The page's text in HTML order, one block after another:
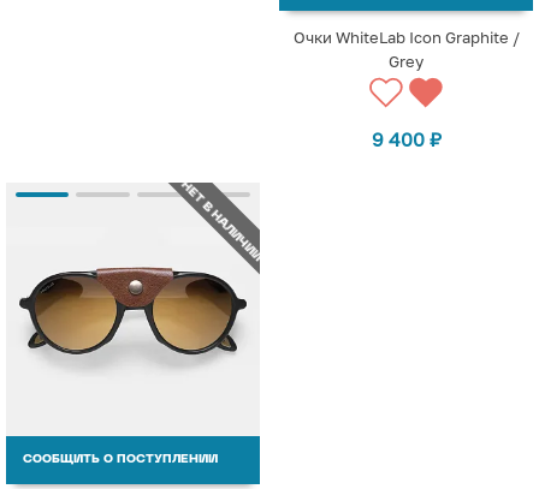
Очки WhiteLab Icon Graphite /
Grey
9 400 ₽
НЕТ В НАЛИЧИИ
СООБЩИТЬ О ПОСТУПЛЕНИИ